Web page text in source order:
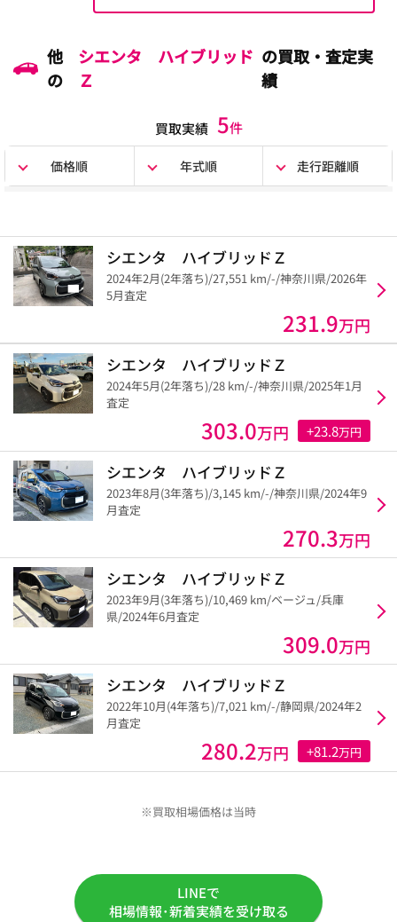
他
の
シエンタ ハイブリッド
Ｚ
の買取・査定実
績
買取実績 5件
価格順 年式順 走行距離順
シエンタ ハイブリッドＺ
2024年2月(2年落ち)/27,551 km/-/神奈川県/2026年
5月査定
231.9万円
シエンタ ハイブリッドＺ
2024年5月(2年落ち)/28 km/-/神奈川県/2025年1月
査定
303.0万円 +23.8万円
シエンタ ハイブリッドＺ
2023年8月(3年落ち)/3,145 km/-/神奈川県/2024年9
月査定
270.3万円
シエンタ ハイブリッドＺ
2023年9月(3年落ち)/10,469 km/ベージュ/兵庫
県/2024年6月査定
309.0万円
シエンタ ハイブリッドＺ
2022年10月(4年落ち)/7,021 km/-/静岡県/2024年2
月査定
280.2万円 +81.2万円
※買取相場価格は当時
LINEで
相場情報･新着実績を受け取る